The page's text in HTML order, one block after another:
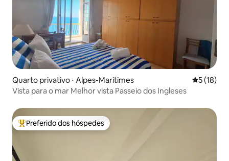
Quarto privativo ⋅ Alpes-Maritimes 5 de uma
5 (18)
Vista para o mar Melhor vista Passeio dos Ingleses
Entre os melhores preferidos dos hóspedes
Preferido dos hóspedes